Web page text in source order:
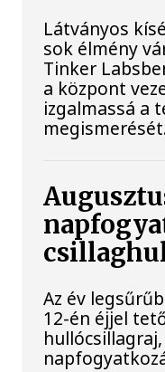
Látványos
sok élmény
Tinker
a központ
izgalmassá a
Az év
12-én éjjel